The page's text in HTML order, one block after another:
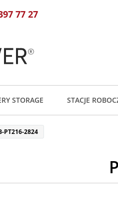
77 27
STORAGE STACJE
PT216-2824